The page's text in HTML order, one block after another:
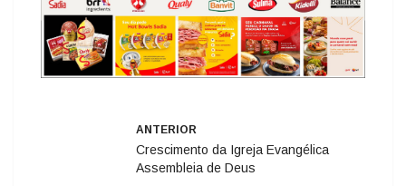
ANTERIOR
Crescimento da Igreja Evangélica
Assembleia de Deus